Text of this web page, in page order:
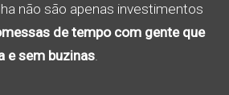
não são apenas investimentos
de tempo com gente que
e sem buzinas.